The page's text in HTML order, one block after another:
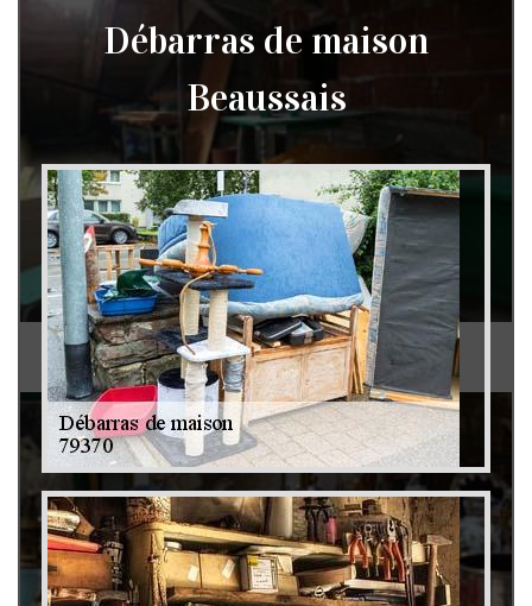
Débarras de grenier et cave 79
Débarras de maison
Beaussais